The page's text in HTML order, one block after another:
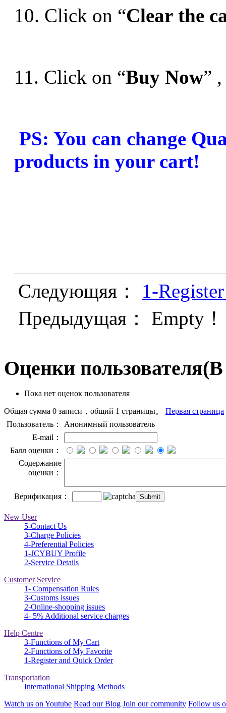
10. Click on “Clear the
11. Click on “Buy Now”
PS: You can change
products in your cart!
Следующяя： 1-
Предыдущая： Empty！
Оценки пользователя
Пока нет оценок пользователя
Общая сумма 0 записи，общий 1 страницы。 Первая страница
Пользователь：
Анонимный пользователь
E-mail：
Балл оценки：
Содержание
оценки：
Верификация：
New User
5-Contact Us
3-Charge Policies
4-Preferential Policies
1-JCYBUY Profile
2-Service Details
Customer Service
1- Compensation Rules
3-Customs issues
2-Online-shopping issues
4- 5% Additional service charges
Help Centre
3-Functions of My Cart
2-Functions of My Favorite
1-Register and Quick Order
Transportation
International Shipping Methods
Watch us on Youtube Read our Blog Join our community Follow us